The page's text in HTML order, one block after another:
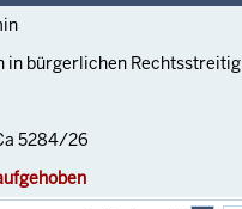
in bürgerlichen
5284/26